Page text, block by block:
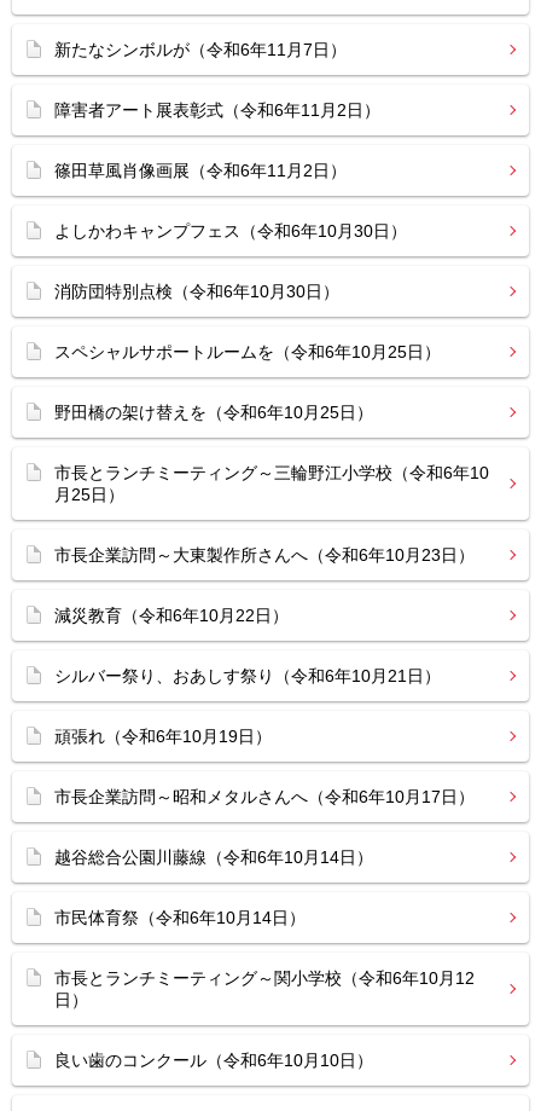
新たなシンボルが（令和6年11月7日）
障害者アート展表彰式（令和6年11月2日）
篠田草風肖像画展（令和6年11月2日）
よしかわキャンプフェス（令和6年10月30日）
消防団特別点検（令和6年10月30日）
スペシャルサポートルームを（令和6年10月25日）
野田橋の架け替えを（令和6年10月25日）
市長とランチミーティング～三輪野江小学校（令和6年10
月25日）
市長企業訪問～大東製作所さんへ（令和6年10月23日）
減災教育（令和6年10月22日）
シルバー祭り、おあしす祭り（令和6年10月21日）
頑張れ（令和6年10月19日）
市長企業訪問～昭和メタルさんへ（令和6年10月17日）
越谷総合公園川藤線（令和6年10月14日）
市民体育祭（令和6年10月14日）
市長とランチミーティング～関小学校（令和6年10月12
日）
良い歯のコンクール（令和6年10月10日）